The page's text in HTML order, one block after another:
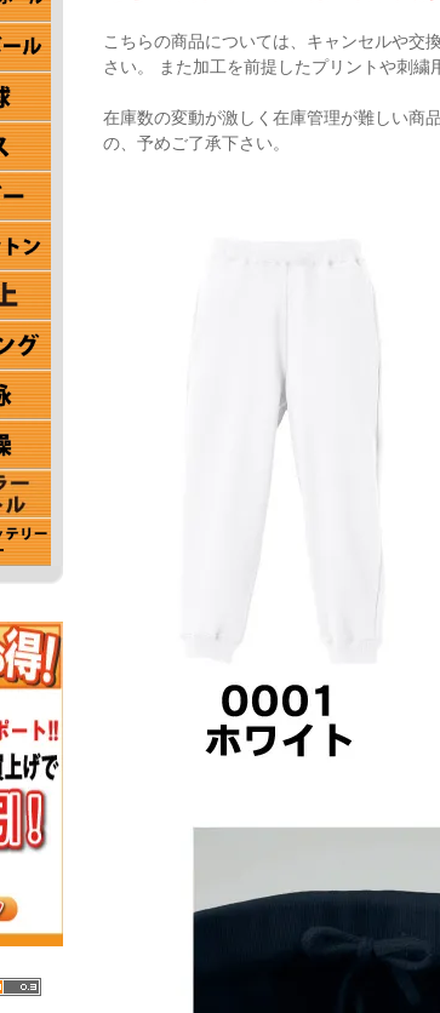
こちらの商品については、キャンセルや交
さい。 また加工を前提したプリントや刺繍
在庫数の変動が激しく在庫管理が難しい商
の、予めご了承下さい。